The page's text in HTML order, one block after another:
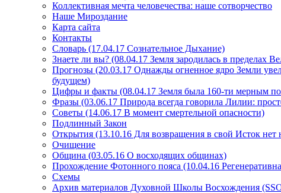
Коллективная мечта человечества: наше сотворчество
Наше Мироздание
Карта сайта
Контакты
Словарь (17.04.17 Сознательное Дыхание)
Знаете ли вы? (08.04.17 Земля зародилась в пределах
Прогнозы (20.03.17 Однажды огненное ядро Земли
будущем)
Цифры и факты (08.04.17 Земля была 160-ти мерным
Фразы (03.06.17 Природа всегда говорила Лилии:
Советы (14.06.17 В момент смертельной опасности)
Подлинный Закон
Открытия (13.10.16 Для возвращения в свой Исток нет
Очищение
Община (03.05.16 О восходящих общинах)
Прохождение Фотонного пояса (10.04.16
Схемы
Архив материалов Духовной Школы Восхождения